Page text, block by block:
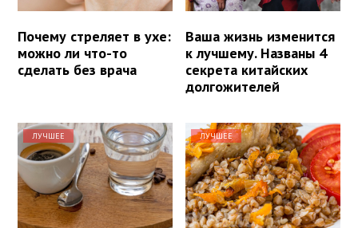
Почему стреляет в ухе:
можно ли что-то
сделать без врача
Ваша жизнь изменится
к лучшему. Названы 4
секрета китайских
долгожителей
ЛУЧШЕЕ ЛУЧШЕЕ